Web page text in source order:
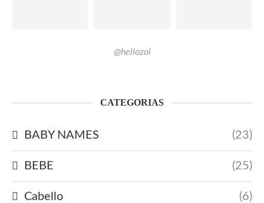
@hellozol
CATEGORIAS
BABY NAMES (23)
BEBE (25)
Cabello (6)